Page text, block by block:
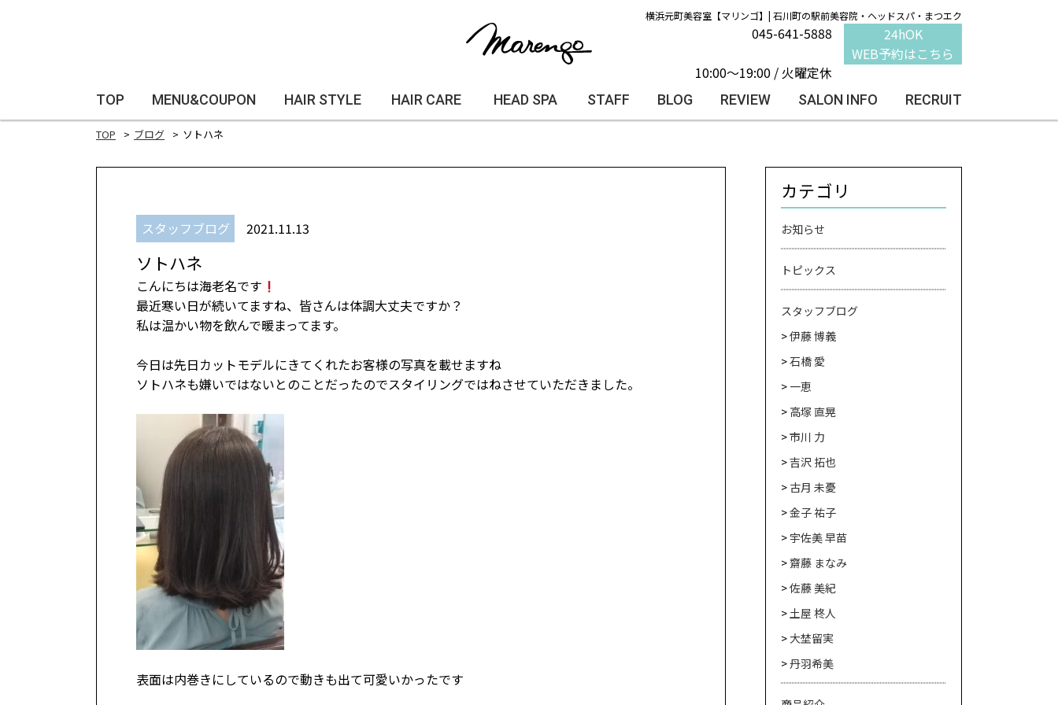
横浜元町美容室【マリンゴ】| 石川町の駅前美容院・ヘッドスパ・まつエク
045-641-5888
10:00～19:00 / 火曜定休
24hOK
WEB予約はこちら
TOP MENU&COUPON HAIR STYLE HAIR CARE HEAD SPA STAFF BLOG REVIEW SALON INFO RECRUIT
TOP ブログ ソトハネ
スタッフブログ 2021.11.13
ソトハネ
こんにちは海老名です
最近寒い日が続いてますね、皆さんは体調大丈夫ですか？
私は温かい物を飲んで暖まってます。
今日は先日カットモデルにきてくれたお客様の写真を載せますね
ソトハネも嫌いではないとのことだったのでスタイリングではねさせていただきました。
表面は内巻きにしているので動きも出て可愛いかったです
カテゴリ
お知らせ
トピックス
スタッフブログ
伊藤 博義
石橋 愛
一恵
高塚 直晃
市川 力
吉沢 拓也
古月 未憂
金子 祐子
宇佐美 早苗
齋藤 まなみ
佐藤 美紀
土屋 柊人
大埜留実
丹羽希美